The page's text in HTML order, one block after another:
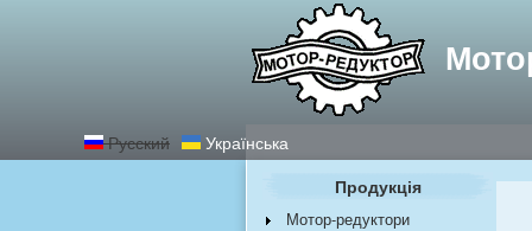
Найкращі
Русский Українська
Продукція
Мотор-редуктори